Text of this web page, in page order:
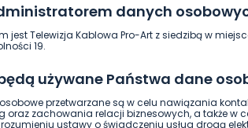
danych
jest Telewizja Kablowa Pro-Art z siedzibą w
19.
używane Państwa dane
przetwarzane są w celu nawiązania
oraz zachowania relacji biznesowych, a także w
ustawy o świadczeniu usług drogą
wyłącznie lewą stroną.
iść jeden za drugim. Na
widoczności, dwóch pieszych
rowerów wyłącznie w razie